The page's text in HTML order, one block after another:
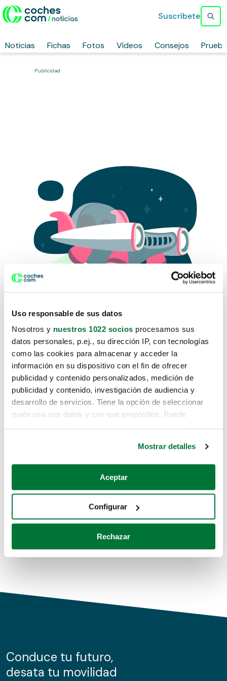
Uso responsable de sus datos
Nosotros y nuestros 1022 socios procesamos sus
datos personales, p.ej., su dirección IP, con tecnologías
como las cookies para almacenar y acceder la
información en su dispositivo con el fin de ofrecer
publicidad y contenido personalizados, medición de
publicidad y contenido, investigación de audiencia y
desarrollo de servicios. Tiene la opción de seleccionar
quién usa sus datos y con qué propósitos. Puede
Si lo permite, también quisiéramos:
Recopilar información sobre su ubicación geográfica
Identificar su dispositivo analizándolo activamente
para buscar características específicas (huellas
Obtenga más información sobre cómo se procesan sus
de cookies.
información sobre el uso que haga del sitio web con
nuestros partners de redes sociales, publicidad y análisis
Mostrar detalles
Aceptar
Configurar
Rechazar
Noticias Fichas Fotos Vídeos Consejos
Suscríbete
Publicidad
Lo sentimos, no sabemos como
te hemos traido hasta aquí.
Pero puedes encontrar el coche que estás
buscando en alguno de estos enlaces:
Coches de segunda mano
Coches de km0
Conduce tu futuro,
desata tu movilidad